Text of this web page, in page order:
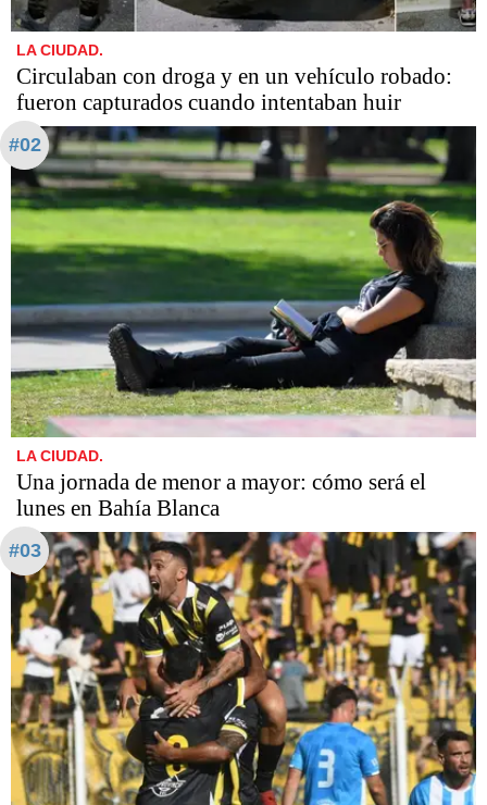
LA CIUDAD.
Circulaban con droga y en un vehículo robado:
fueron capturados cuando intentaban huir
#02
LA CIUDAD.
Una jornada de menor a mayor: cómo será el
lunes en Bahía Blanca
#03